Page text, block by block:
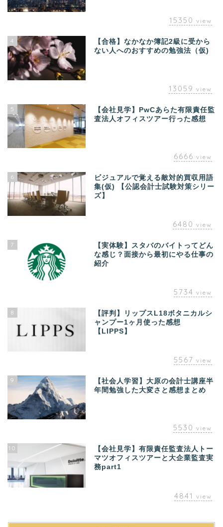
15350 view
4
【合格】なかなか簿記2級に受から
ない人へのおすすめの勉強法（仮)
13059 view
5
【会社見学】PwCあらた有限責任監
査法人オフィスツアー行った感想
6666 view
6
ビジュアルで覚える敵対的買収用語
集(仮) 【公認会計士試験対策シリー
ズ】
6480 view
7
【実体験】スタバのバイトってどん
な感じ？面接から最初にやる仕事の
紹介
5734 view
8
【評判】リップスL18ボタニカルシ
ャンプー1ヶ月使った感想
【LIPPS】
5567 view
9
【社会人学習】大原の会計士講座半
年間勉強した大変さと感想まとめ
5530 view
10
【会社見学】有限責任監査法人トー
マツオフィスツアーと大企業監査実
務part1
4841 view